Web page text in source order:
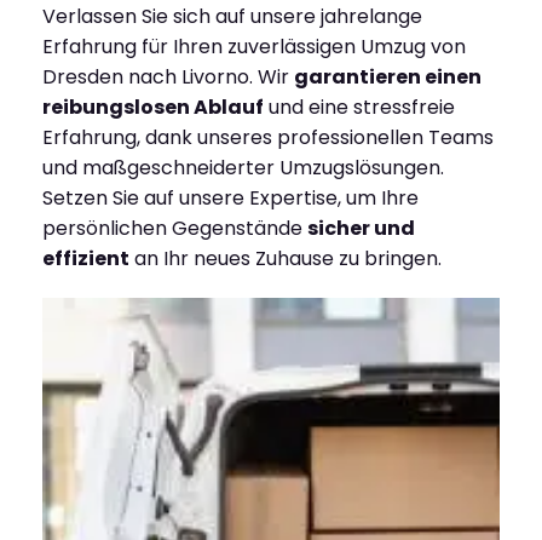
Verlassen Sie sich auf unsere jahrelange
Erfahrung für Ihren zuverlässigen Umzug von
Dresden nach Livorno. Wir garantieren einen
reibungslosen Ablauf und eine stressfreie
Erfahrung, dank unseres professionellen Teams
und maßgeschneiderter Umzugslösungen.
Setzen Sie auf unsere Expertise, um Ihre
persönlichen Gegenständesicher und
effizient an Ihr neues Zuhause zu bringen.